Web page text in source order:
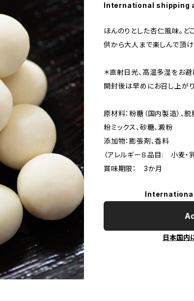
International shipping
ほんのりとした杏仁風味。ど
供から大人まで楽しんで頂け
＊直射日光、高温多湿をお避
開封後は早めにお召し上がり
原材料：粉糖（国内製造）、
粉ミックス、砂糖、澱粉
添加物：膨張剤、香料
（アレルギー８品目: 小麦・
賞味期限： 3か月
日本国内